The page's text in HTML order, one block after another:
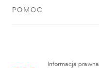
POMOC
Informacja prawna